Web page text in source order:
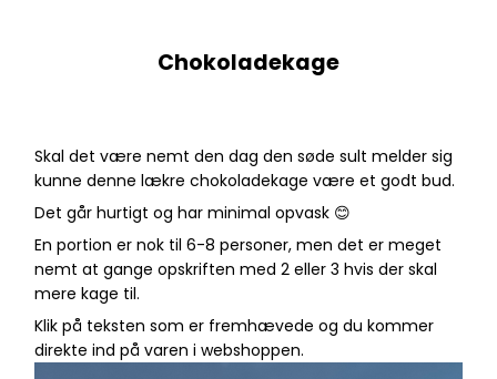
Chokoladekage
Skal det være nemt den dag den søde sult melder sig
kunne denne lækre chokoladekage være et godt bud.
Det går hurtigt og har minimal opvask 😊
En portion er nok til 6-8 personer, men det er meget
nemt at gange opskriften med 2 eller 3 hvis der skal
mere kage til.
Klik på teksten som er fremhævede og du kommer
direkte ind på varen i webshoppen.